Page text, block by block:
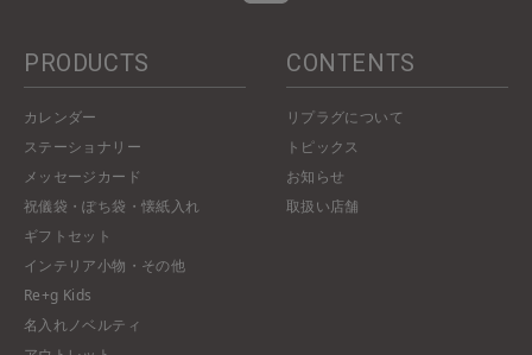
PRODUCTS
カレンダー
ステーショナリー
メッセージカード
祝儀袋・ぽち袋・懐紙入れ
ギフトセット
インテリア小物・その他
Re+g Kids
名入れノベルティ
CONTENTS
リプラグについて
トピックス
お知らせ
取扱い店舗